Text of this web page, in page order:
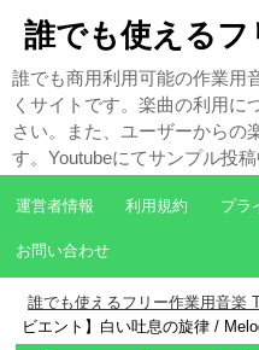
誰でも使えるフ
誰でも商用利用可能の作業用
くサイトです。楽曲の利用に
さい。また、ユーザーからの
す。Youtubeにてサンプル投稿
運営者情報 利用規約 プラ
お問い合わせ
誰でも使えるフリー作業用音楽
ビエント】白い吐息の旋律 /